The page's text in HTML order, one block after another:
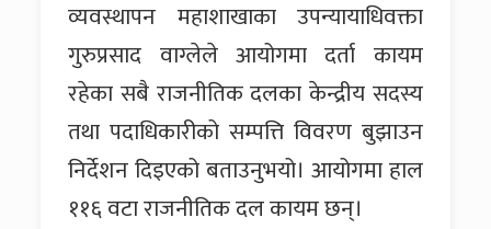
व्यवस्थापन महाशाखाका उपन्यायाधिवक्ता
गुरुप्रसाद वाग्लेले आयोगमा दर्ता कायम
रहेका सबै राजनीतिक दलका केन्द्रीय सदस्य
तथा पदाधिकारीको सम्पत्ति विवरण बुझाउन
निर्देशन दिइएको बताउनुभयो। आयोगमा हाल
११६ वटा राजनीतिक दल कायम छन्।